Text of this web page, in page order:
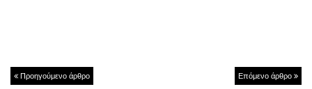
Προηγούμενο άρθρο Επόμενο άρθρο